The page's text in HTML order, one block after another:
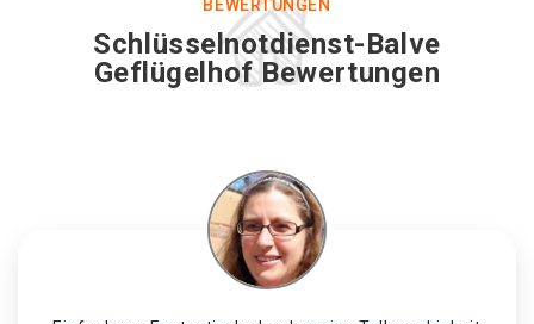
BEWERTUNGEN
Schlüsselnotdienst-Balve
Geflügelhof Bewertungen